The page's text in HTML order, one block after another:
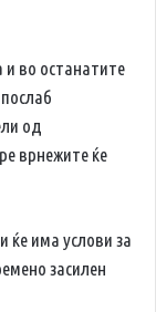
во останатите
од
врнежите ќе
ќе има услови за
засилен